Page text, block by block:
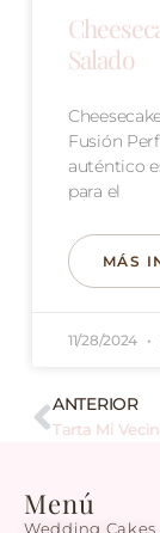
Salado
Fusión
auténtico
para el
MÁS
11/28/2024
ANTERIOR
White
Menú
Wedding Cakes